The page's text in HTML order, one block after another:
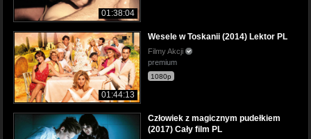
01:38:04
01:44:13
Wesele w Toskanii (2014) Lektor PL
Filmy Akcji
premium
1080p
Człowiek z magicznym pudełkiem
(2017) Cały film PL